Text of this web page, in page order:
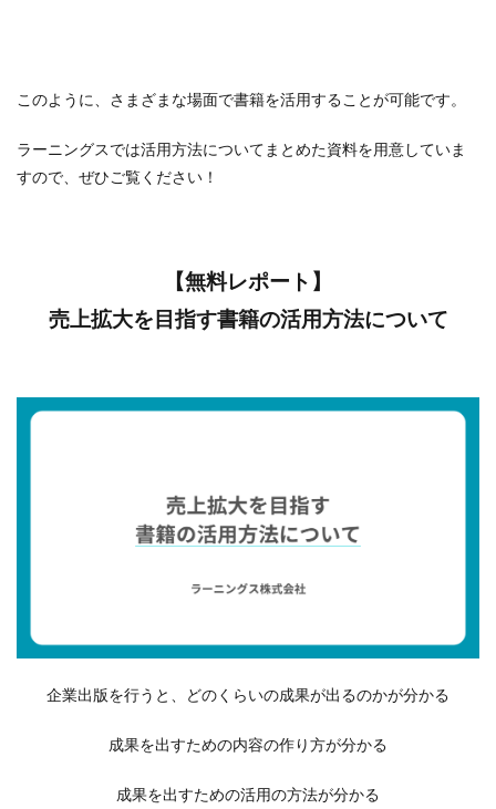
このように、さまざまな場面で書籍を活用することが可能です。
ラーニングスでは活用方法についてまとめた資料を用意していま
すので、ぜひご覧ください！
【無料レポート】
売上拡大を目指す書籍の活用方法について
企業出版を行うと、どのくらいの成果が出るのかが分かる
成果を出すための内容の作り方が分かる
成果を出すための活用の方法が分かる